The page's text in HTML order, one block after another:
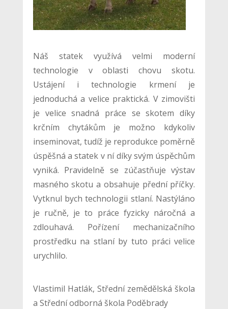
Náš statek využívá velmi moderní
technologie v oblasti chovu skotu.
Ustájení i technologie krmení je
jednoduchá a velice praktická. V zimovišti
je velice snadná práce se skotem díky
krčním chytákům je možno kdykoliv
inseminovat, tudíž je reprodukce poměrně
úspěšná a statek v ní díky svým úspěchům
vyniká. Pravidelně se zúčastňuje výstav
masného skotu a obsahuje přední příčky.
Vytknul bych technologii stlaní. Nastýláno
je ručně, je to práce fyzicky náročná a
zdlouhavá. Pořízení mechanizačního
prostředku na stlaní by tuto práci velice
urychlilo.
Vlastimil Hatlák, Střední zemědělská škola
a Střední odborná škola Poděbrady